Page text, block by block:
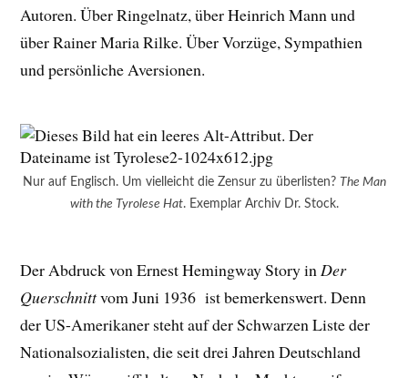
Autoren. Über Ringelnatz, über Heinrich Mann und
über Rainer Maria Rilke. Über Vorzüge, Sympathien
und persönliche Aversionen.
Nur auf Englisch. Um vielleicht die Zensur zu überlisten? The Man
with the Tyrolese Hat. Exemplar Archiv Dr. Stock.
Der Abdruck von Ernest Hemingway Story in Der
Querschnittvom Juni 1936 ist bemerkenswert. Denn
der US-Amerikaner steht auf der Schwarzen Liste der
Nationalsozialisten, die seit drei Jahren Deutschland